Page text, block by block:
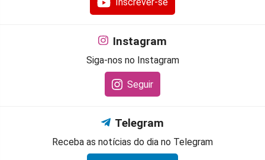
Inscrever-se
Instagram
Siga-nos no Instagram
Seguir
Telegram
Receba as notícias do dia no Telegram